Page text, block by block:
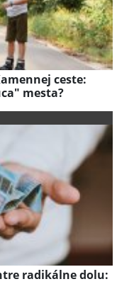
ceste:
mesta?
radikálne dolu: